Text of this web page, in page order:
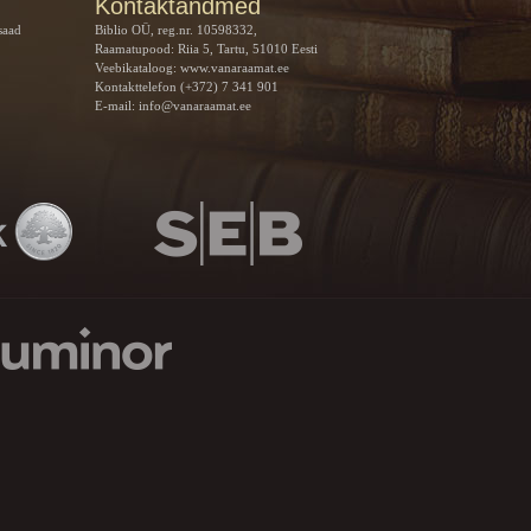
Kontaktandmed
Biblio OÜ, reg.nr. 10598332,
Raamatupood: Riia 5, Tartu, 51010 Eesti
Veebikataloog: www.vanaraamat.ee
Kontakttelefon (+372) 7 341 901
E-mail: info@vanaraamat.ee